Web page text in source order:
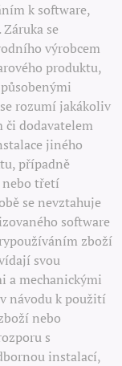
k software,
se
výrobcem
produktu,
rozumí jakákoliv
či dodavatelem
jiného
případně
nebo třetí
se nevztahuje
software
zboží
svou
a mechanickými
návodu k použití
nebo
s
instalací,